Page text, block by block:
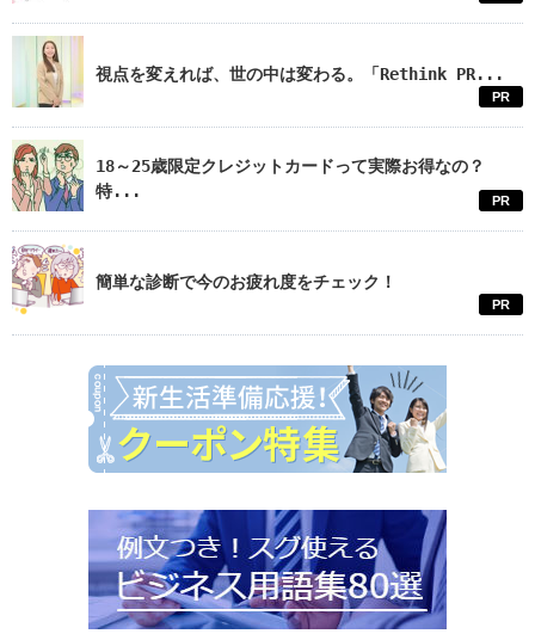
視点を変えれば、世の中は変わる。「Rethink PR...
PR
18～25歳限定クレジットカードって実際お得なの？
特...
PR
簡単な診断で今のお疲れ度をチェック！
PR